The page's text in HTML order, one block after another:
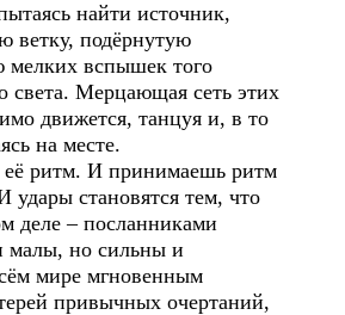
найти источник,
ветку, подёрнутую
мелких вспышек того
света. Мерцающая сеть этих
движется, танцуя и, в то
на месте.
ритм. И принимаешь ритм
удары становятся тем, что
деле – посланниками
малы, но сильны и
мире мгновенным
привычных очертаний,